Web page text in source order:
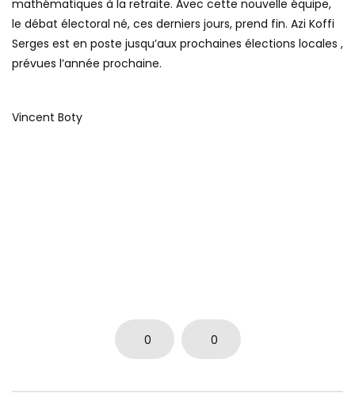
mathématiques à la retraite. Avec cette nouvelle équipe,
le débat électoral né, ces derniers jours, prend fin. Azi Koffi
Serges est en poste jusqu’aux prochaines élections locales ,
prévues l’année prochaine.
Vincent Boty
0 0